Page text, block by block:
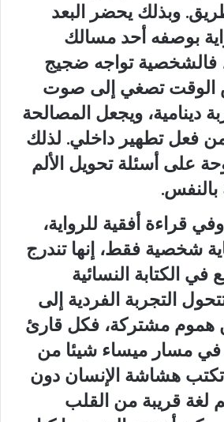
وبذلك يحضر البعد
بوصفه أحد مسالك
فالشخصية تواجه ضجيج
الوقت تصغي إلى صوت
دينامية، ويجعل المصالحة
فعل تطهير داخلي. لذلك
على أسئلة تحويل الألم
بالنفس.
قراءة أفقية للرواية،
شخصية فقط، إنها تندرج
الكتابة النسائية
التجربة الفردية إلى
هموم مشتركة، فكل قارئ
مسار ميساء شيئا من
تكتب هشاشة الإنسان دون
لغة قريبة من القلب